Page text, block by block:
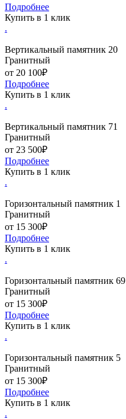
Подробнее
Купить в 1 клик
.
Вертикальный памятник 20
Гранитный
от 20 100₽
Подробнее
Купить в 1 клик
.
Вертикальный памятник 71
Гранитный
от 23 500₽
Подробнее
Купить в 1 клик
.
Горизонтальный памятник 1
Гранитный
от 15 300₽
Подробнее
Купить в 1 клик
.
Горизонтальный памятник 69
Гранитный
от 15 300₽
Подробнее
Купить в 1 клик
.
Горизонтальный памятник 5
Гранитный
от 15 300₽
Подробнее
Купить в 1 клик
.